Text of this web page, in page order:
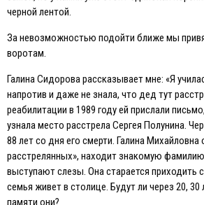
черной лентой.
За невозможностью подойти ближе мы
воротам.
Галина Сидорова рассказывает мне: «Я
напротив и даже не знала, что дед тут
реабилитации в 1989 году ей прислали
узнала место расстрела Сергея Полунина.
88 лет со дня его смерти. Галина Михайловна
расстрелянных», находит знакомую
выступают слезы. Она старается
семья живет в столице. Будут ли через 20,
памяти они?